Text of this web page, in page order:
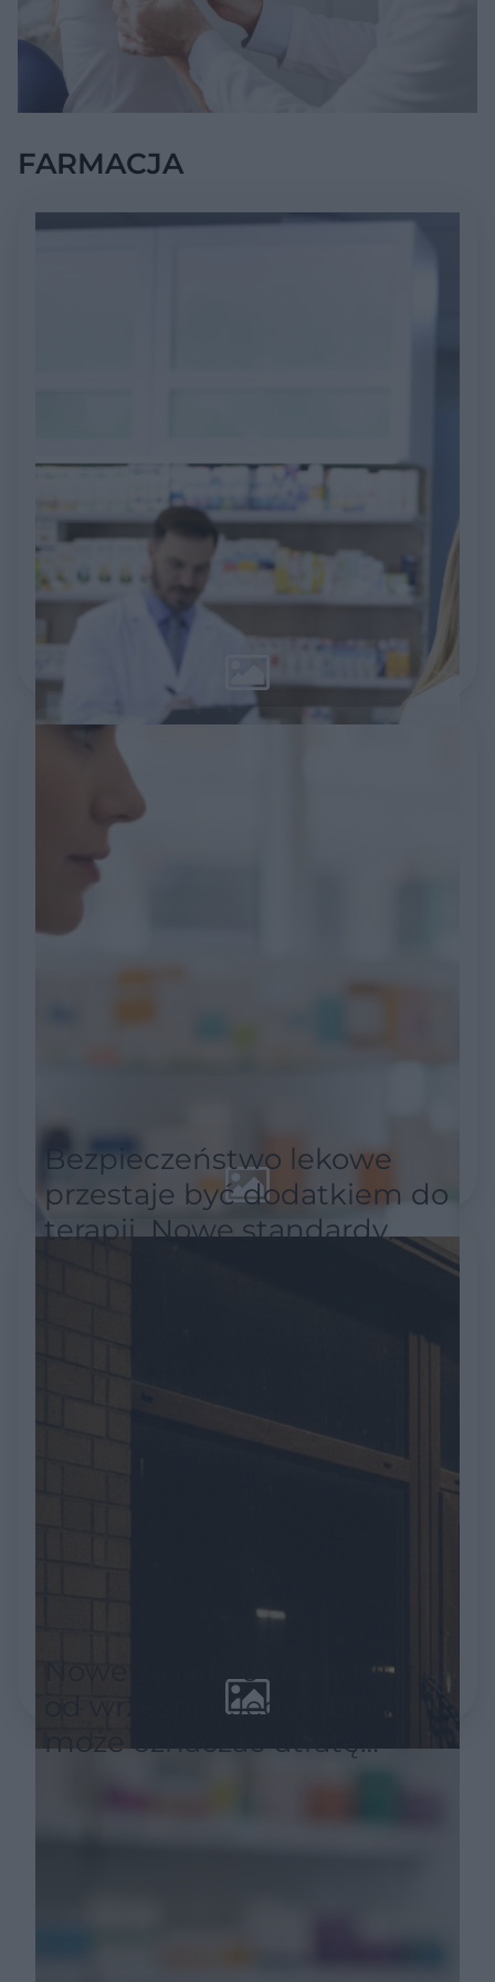
FARMACJA
Bezpieczeństwo lekowe
przestaje być dodatkiem do
terapii. Nowe standardy
akredytacyjne stawiają je w
Nowe zasady e-recept już
od września. Jeden błąd
może oznaczać utratę